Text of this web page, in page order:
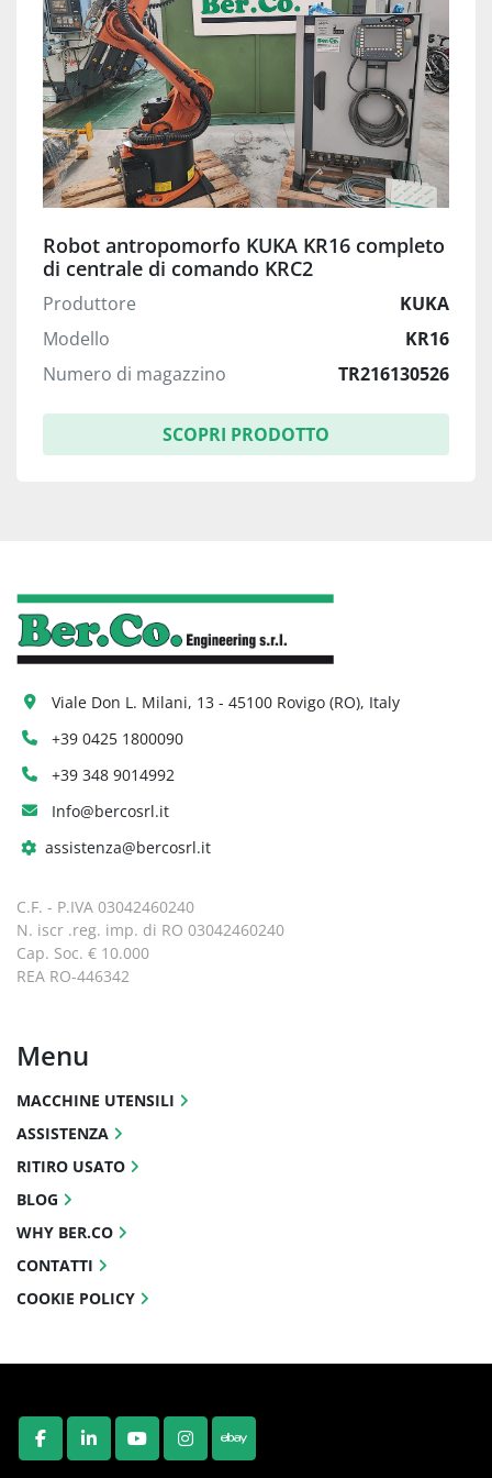
Robot antropomorfo KUKA KR16 completo
di centrale di comando KRC2
Produttore
KUKA
Modello
KR16
Numero di magazzino
TR216130526
SCOPRI PRODOTTO
FACEBOOK
LINKEDINYOUTUBEINSTAGRAM
EBAY
Viale Don L. Milani, 13 - 45100 Rovigo (RO), Italy
+39 0425 1800090
+39 348 9014992
Info@bercosrl.it
assistenza@bercosrl.it
C.F. - P.IVA 03042460240
N. iscr .reg. imp. di RO 03042460240
Cap. Soc. € 10.000
REA RO-446342
Menu
MACCHINE UTENSILI
ASSISTENZA
RITIRO USATO
BLOG
WHY BER.CO
CONTATTI
COOKIE POLICY